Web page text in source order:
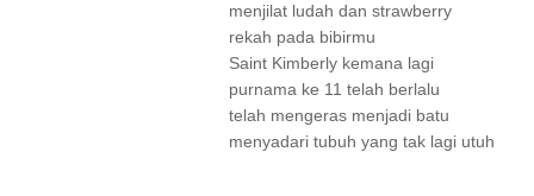
menjilat ludah dan strawberry
rekah pada bibirmu
Saint Kimberly kemana lagi
purnama ke 11 telah berlalu
telah mengeras menjadi batu
menyadari tubuh yang tak lagi utuh